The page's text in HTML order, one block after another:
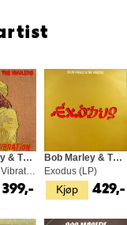
Bob Marley & The Wailers
Rastaman Vibration (LP)
399,- Kjøp
Bob Marley & The Wailers
Exodus (LP)
429,-